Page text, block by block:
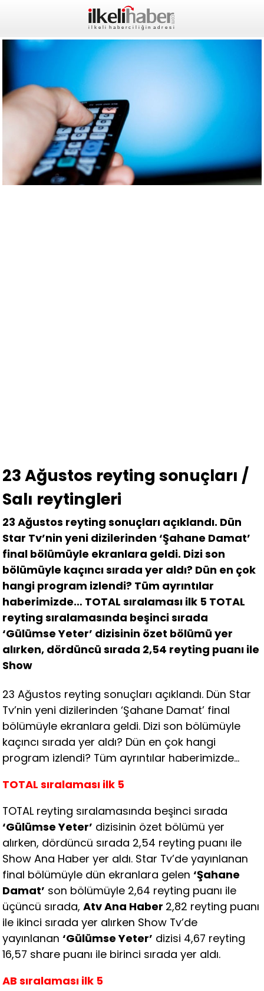
23 Ağustos reyting sonuçları /
Salı reytingleri
23 Ağustos reyting sonuçları açıklandı. Dün
Star Tv’nin yeni dizilerinden ‘Şahane Damat’
final bölümüyle ekranlara geldi. Dizi son
bölümüyle kaçıncı sırada yer aldı? Dün en çok
hangi program izlendi? Tüm ayrıntılar
haberimizde… TOTAL sıralaması ilk 5 TOTAL
reyting sıralamasında beşinci sırada
‘Gülümse Yeter’ dizisinin özet bölümü yer
alırken, dördüncü sırada 2,54 reyting puanı ile
Show
23 Ağustos reyting sonuçları açıklandı. Dün Star
Tv’nin yeni dizilerinden ‘Şahane Damat’ final
bölümüyle ekranlara geldi. Dizi son bölümüyle
kaçıncı sırada yer aldı? Dün en çok hangi
program izlendi? Tüm ayrıntılar haberimizde…
TOTAL sıralaması ilk 5
TOTAL reyting sıralamasında beşinci sırada
‘Gülümse Yeter’ dizisinin özet bölümü yer
alırken, dördüncü sırada 2,54 reyting puanı ile
Show Ana Haber yer aldı. Star Tv’de yayınlanan
final bölümüyle dün ekranlara gelen‘Şahane
Damat’ son bölümüyle 2,64 reyting puanı ile
üçüncü sırada,Atv Ana Haber 2,82 reyting puanı
ile ikinci sırada yer alırken Show Tv’de
yayınlanan‘Gülümse Yeter’ dizisi 4,67 reyting
16,57 share puanı ile birinci sırada yer aldı.
AB sıralaması ilk 5